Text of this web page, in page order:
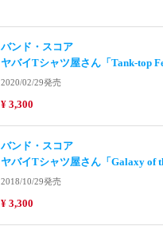
バンド・スコア
ヤバイTシャツ屋さん「Tank-top
2020/02/29発売
¥ 3,300
バンド・スコア
ヤバイTシャツ屋さん「Galaxy of
2018/10/29発売
¥ 3,300